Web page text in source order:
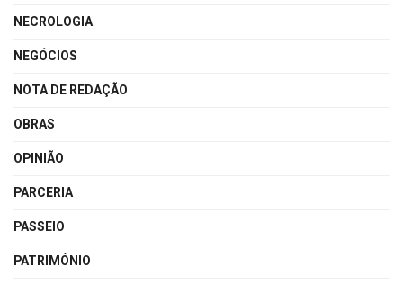
NECROLOGIA
NEGÓCIOS
NOTA DE REDAÇÃO
OBRAS
OPINIÃO
PARCERIA
PASSEIO
PATRIMÓNIO